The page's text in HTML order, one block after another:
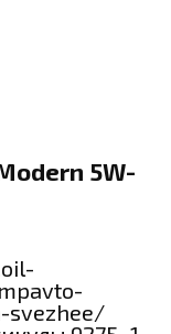
5W-
svezhee/